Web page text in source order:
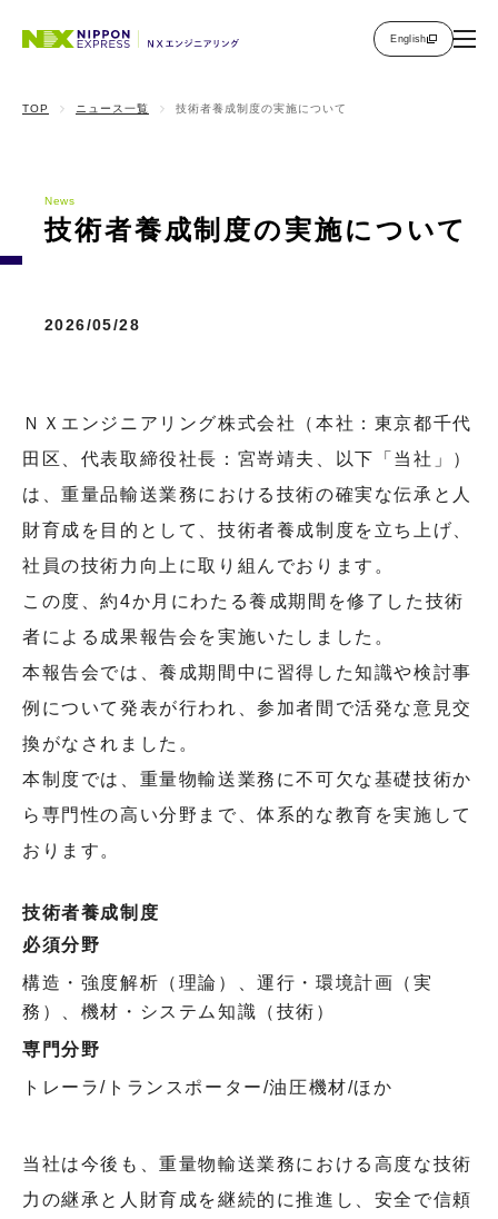
English
TOP ニュース一覧 技術者養成制度の実施について
News
技術者養成制度の実施について
2026/05/28
ＮＸエンジニアリング株式会社（本社：東京都千代
田区、代表取締役社長：宮嵜靖夫、以下「当社」）
は、重量品輸送業務における技術の確実な伝承と人
財育成を目的として、技術者養成制度を立ち上げ、
社員の技術力向上に取り組んでおります。
この度、約4か月にわたる養成期間を修了した技術
者による成果報告会を実施いたしました。
本報告会では、養成期間中に習得した知識や検討事
例について発表が行われ、参加者間で活発な意見交
換がなされました。
本制度では、重量物輸送業務に不可欠な基礎技術か
ら専門性の高い分野まで、体系的な教育を実施して
おります。
技術者養成制度
必須分野
構造・強度解析（理論）、運行・環境計画（実
務）、機材・システム知識（技術）
専門分野
トレーラ/トランスポーター/油圧機材/ほか
当社は今後も、重量物輸送業務における高度な技術
力の継承と人財育成を継続的に推進し、安全で信頼